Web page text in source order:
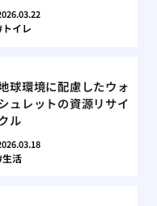
トイレ
球環境に配慮したウォ
ュレットの資源リサイ
ル
生活